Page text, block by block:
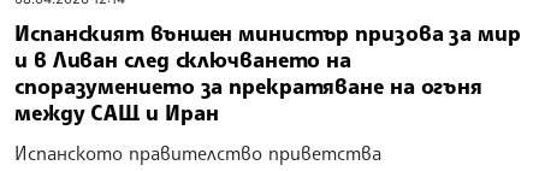
Испанският външен министър призова за мир
и в Ливан след сключването на
споразумението за прекратяване на огъня
между САЩ и Иран
Испанското правителство приветства